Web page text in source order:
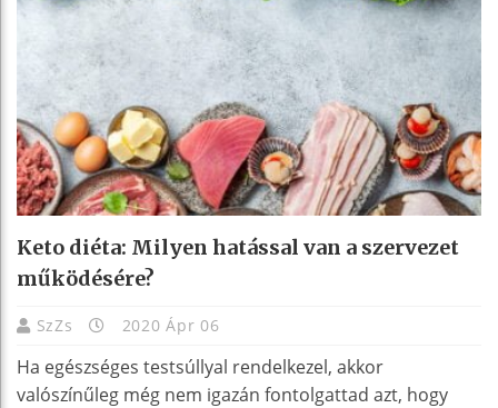
Keto diéta: Milyen hatással van a szervezet
működésére?
SzZs 2020 Ápr 06
Ha egészséges testsúllyal rendelkezel, akkor
valószínűleg még nem igazán fontolgattad azt, hogy